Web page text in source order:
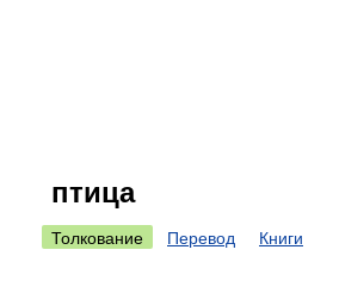
птица
Толкование Перевод Книги